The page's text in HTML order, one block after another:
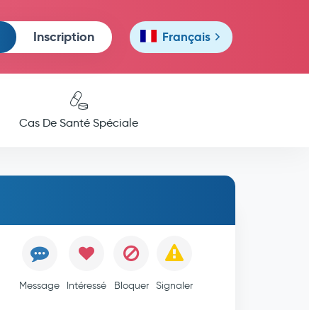
Inscription Français
Cas De Santé Spéciale
Message Intéressé Bloquer Signaler